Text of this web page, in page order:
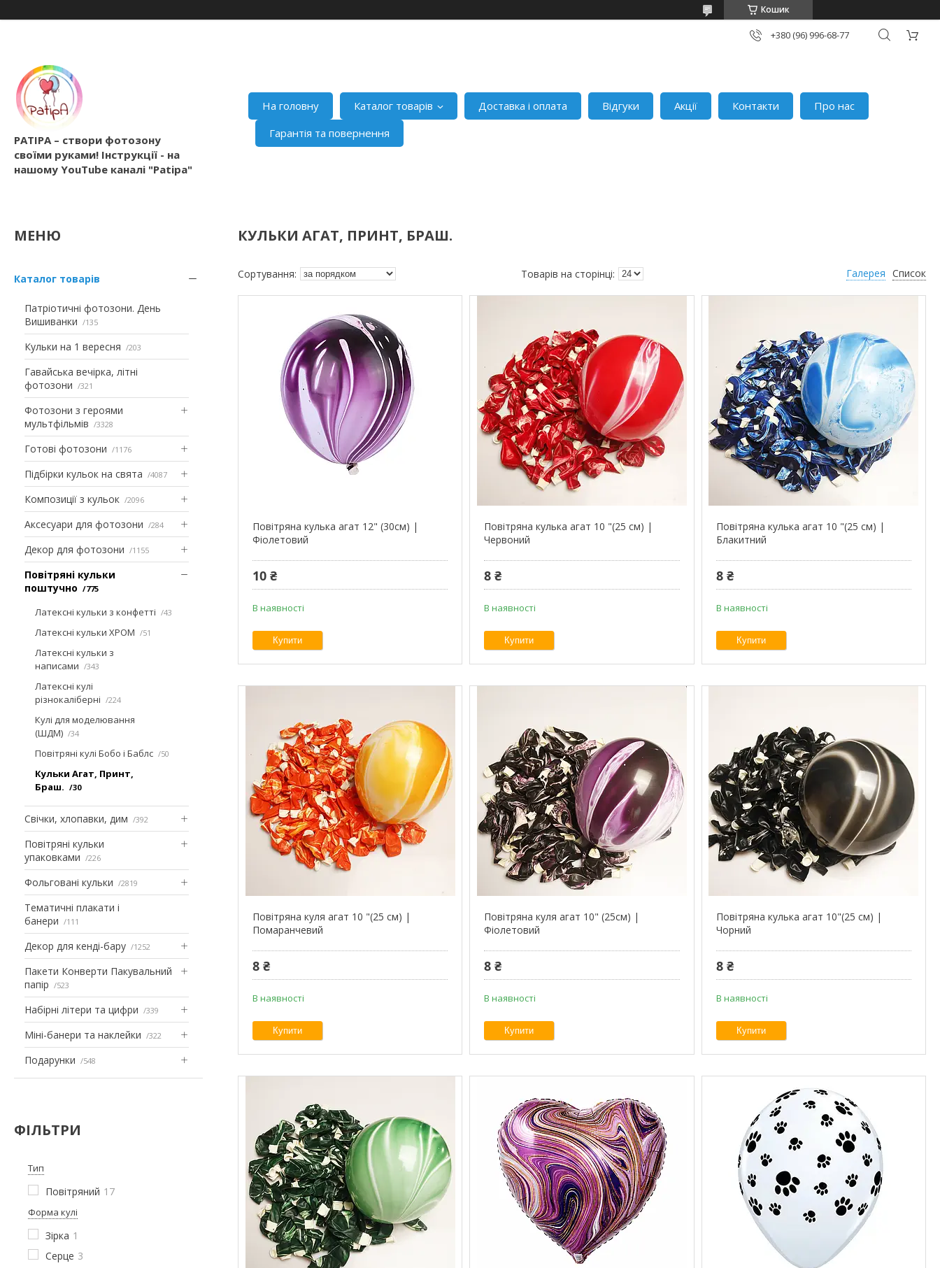
Кошик
+380 (96) 996-68-77
PATIPA – створи фотозону
своїми руками! Інструкції - на
нашому YouTube каналі "Patipa"
На головну Каталог товарів Доставка і оплата Відгуки Акції Контакти
Про нас
Гарантія та повернення
Каталог товарів
Патріотичні фотозони. День
Вишиванки
135
Кульки на 1 вересня 203
Гавайська вечірка, літні
фотозони
321
Фотозони з героями
мультфільмів
3328
Готові фотозони 1176
Підбірки кульок на свята 4087
Композиції з кульок 2096
Аксесуари для фотозони 284
Декор для фотозони 1155
Повітряні кульки
поштучно
775
Латексні кульки з конфетті 43
Латексні кульки ХРОМ 51
Латексні кульки з
написами
343
Латексні кулі
різнокаліберні
224
Кулі для моделювання
(ШДМ)
34
Повітряні кулі Бобо і Баблс 50
Кульки Агат, Принт,
Браш.
30
Свічки, хлопавки, дим 392
Повітряні кульки
упаковками
226
Фольговані кульки 2819
Тематичні плакати і
банери
111
Декор для кенді-бару 1252
Пакети Конверти Пакувальний
папір
523
Набірні літери та цифри 339
Міні-банери та наклейки 322
Подарунки 548
ФІЛЬТРИ
Тип
Повітряний 17
Форма кулі
Зірка 1
Серце 3
КУЛЬКИ АГАТ, ПРИНТ, БРАШ.
Галерея Список
Повітряна кулька агат 12" (30см) |
Фіолетовий
10 ₴
В наявності
Купити
Повітряна кулька агат 10 "(25 см) |
Червоний
8 ₴
В наявності
Купити
Повітряна кулька агат 10 "(25 см) |
Блакитний
8 ₴
В наявності
Купити
Повітряна куля агат 10 "(25 см) |
Помаранчевий
8 ₴
В наявності
Купити
Повітряна куля агат 10" (25см) |
Фіолетовий
8 ₴
В наявності
Купити
Повітряна кулька агат 10"(25 см) |
Чорний
8 ₴
В наявності
Купити